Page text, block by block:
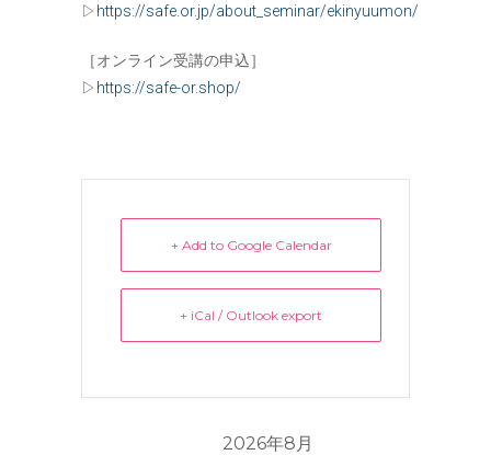
▷ https://safe.or.jp/about_seminar/ekinyuumon/
［オンライン受講の申込］
▷ https://safe-or.shop/
+ Add to Google Calendar
+ iCal / Outlook export
2026年8月